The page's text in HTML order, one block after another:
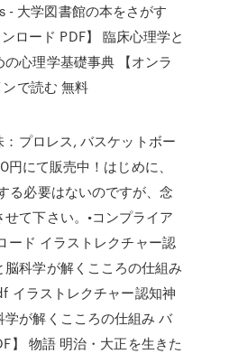
- 大学図書館の本をさがす
ロード PDF】 臨床心理学と
心理学基礎事典 【オンラ
で読む 無料
：プロレス, バスケットボー
にて販売中！はじめに、
る必要はないのですが、念
て下さい。•コンプライア
ード イラストレクチャー認
科学が解くこころの仕組み
イラストレクチャー認知神
が解くこころの仕組み バ
】 物語 明治・大正を生きた